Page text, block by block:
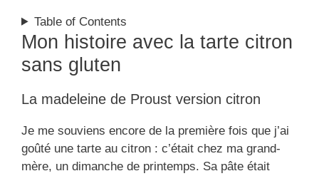
Table of Contents
Mon histoire avec la tarte citron
sans gluten
La madeleine de Proust version citron
Je me souviens encore de la première fois que j’ai
goûté une tarte au citron : c’était chez ma grand-
mère, un dimanche de printemps. Sa pâte était